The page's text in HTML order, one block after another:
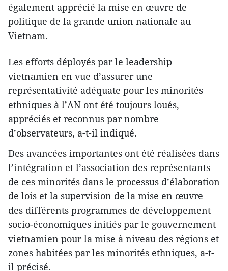
également apprécié la mise en œuvre de
politique de la grande union nationale au
Vietnam.
Les efforts déployés par le leadership
vietnamien en vue d’assurer une
représentativité adéquate pour les minorités
ethniques à l’AN ont été toujours loués,
appréciés et reconnus par nombre
d’observateurs, a-t-il indiqué.
Des avancées importantes ont été réalisées dans
l’intégration et l’association des représentants
de ces minorités dans le processus d’élaboration
de lois et la supervision de la mise en œuvre
des différents programmes de développement
socio-économiques initiés par le gouvernement
vietnamien pour la mise à niveau des régions et
zones habitées par les minorités ethniques, a-t-
il précisé.